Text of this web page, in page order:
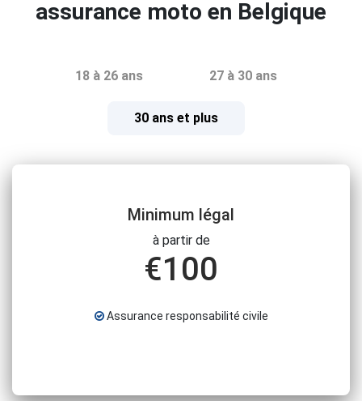
assurance moto en Belgique
18 à 26 ans 27 à 30 ans
30 ans et plus
Minimum légal
à partir de
€100
Assurance responsabilité civile